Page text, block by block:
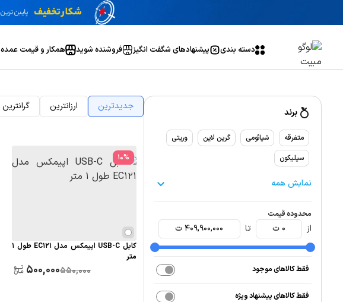
دسته بندی پیشنهاد‌های شگفت انگیز فروشنده شوید همکار و قیمت عمده
برند
متفرقه شیائومی گرین لاین
وریتی
سیلیکون
نمایش همه
محدوده قیمت
از 0 ت تا 409,900,000 ت
فقط کالاهای موجود
فقط کالاهای پیشنهاد ویژه
جدیدترین ارزانترین گرانترین
%
10
کابل USB-C اپیمکس مدل EC121 طول 1
متر
550,000
500,000